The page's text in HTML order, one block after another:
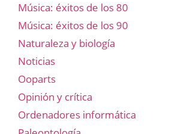
Música: éxitos de los 80
Música: éxitos de los 90
Naturaleza y biología
Noticias
Ooparts
Opinión y crítica
Ordenadores informática